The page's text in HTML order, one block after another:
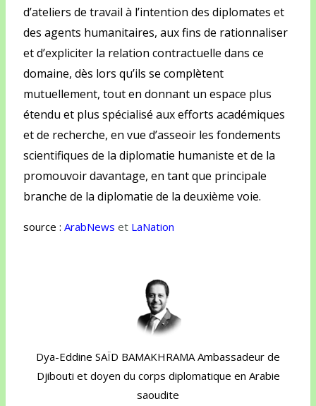
d’ateliers de travail à l’intention des diplomates et
des agents humanitaires, aux fins de rationnaliser
et d’expliciter la relation contractuelle dans ce
domaine, dès lors qu’ils se complètent
mutuellement, tout en donnant un espace plus
étendu et plus spécialisé aux efforts académiques
et de recherche, en vue d’asseoir les fondements
scientifiques de la diplomatie humaniste et de la
promouvoir davantage, en tant que principale
branche de la diplomatie de la deuxième voie.
source : ArabNews et LaNation
Dya-Eddine SAÏD BAMAKHRAMA Ambassadeur de
Djibouti et doyen du corps diplomatique en Arabie
saoudite